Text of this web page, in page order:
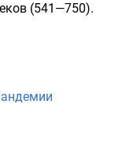
(541 —750).